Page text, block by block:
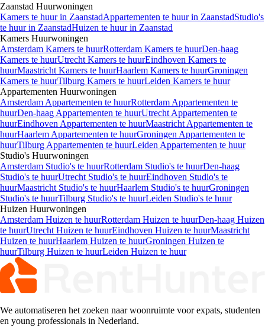
Zaanstad Huurwoningen
Kamers te huur in ZaanstadAppartementen te huur in ZaanstadStudio's
te huur in ZaanstadHuizen te huur in Zaanstad
Kamers Huurwoningen
Amsterdam Kamers te huurRotterdam Kamers te huurDen-haag
Kamers te huurUtrecht Kamers te huurEindhoven Kamers te
huurMaastricht Kamers te huurHaarlem Kamers te huurGroningen
Kamers te huurTilburg Kamers te huurLeiden Kamers te huur
Appartementen Huurwoningen
Amsterdam Appartementen te huurRotterdam Appartementen te
huurDen-haag Appartementen te huurUtrecht Appartementen te
huurEindhoven Appartementen te huurMaastricht Appartementen te
huurHaarlem Appartementen te huurGroningen Appartementen te
huurTilburg Appartementen te huurLeiden Appartementen te huur
Studio's Huurwoningen
Amsterdam Studio's te huurRotterdam Studio's te huurDen-haag
Studio's te huurUtrecht Studio's te huurEindhoven Studio's te
huurMaastricht Studio's te huurHaarlem Studio's te huurGroningen
Studio's te huurTilburg Studio's te huurLeiden Studio's te huur
Huizen Huurwoningen
Amsterdam Huizen te huurRotterdam Huizen te huurDen-haag Huizen
te huurUtrecht Huizen te huurEindhoven Huizen te huurMaastricht
Huizen te huurHaarlem Huizen te huurGroningen Huizen te
huurTilburg Huizen te huurLeiden Huizen te huur
We automatiseren het zoeken naar woonruimte voor expats, studenten
en young professionals in Nederland.